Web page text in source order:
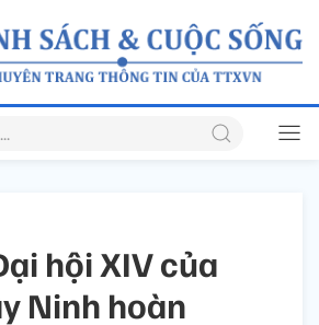
hội XIV của
Ninh hoàn